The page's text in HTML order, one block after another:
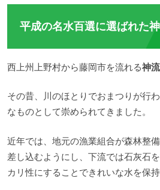
平成の名水百選に選ばれた
西上州上野村から藤岡市を流れる神流
その昔、川のほとりでおまつりが行
なものとして崇められてきました。
近年では、地元の漁業組合が森林整
差し込むようにし、下流では石灰石
カリ性にすることできれいな水を保